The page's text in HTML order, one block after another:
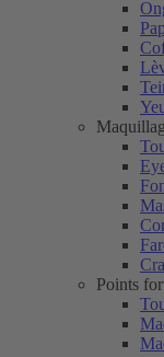
Points